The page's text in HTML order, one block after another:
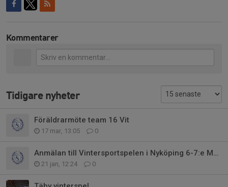
Kommentarer
Tidigare nyheter
Föräldrarmöte team 16 Vit
17 mar, 13:05 0
Anmälan till Vintersportspelen i Nyköping 6-7:e Mars
21 jan, 12:24 0